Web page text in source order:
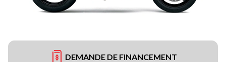
DEMANDE DE FINANCEMENT